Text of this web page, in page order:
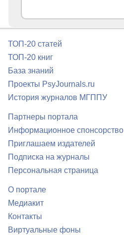
ТОП-20 статей
ТОП-20 книг
База знаний
Проекты PsyJournals.ru
История журналов МГППУ
Партнеры портала
Информационное спонсорство
Приглашаем издателей
Подписка на журналы
Персональная страница
О портале
Медиакит
Контакты
Виртуальные фоны